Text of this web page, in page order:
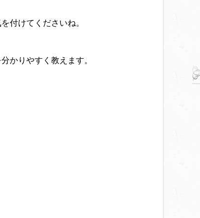
付けてくださいね。
かりやすく教えます。